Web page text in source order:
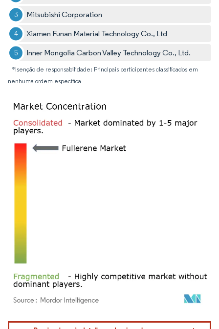
Mitsubishi Corporation
Xiamen Funan Material Technology Co., Ltd
Inner Mongolia Carbon Valley Technology Co., Ltd.
*Isenção de responsabilidade: Principais participantes classificados em
nenhuma ordem específica
Imagem © Mordor Intelligence. O reuso requer atribuição conforme CC BY 4.0.